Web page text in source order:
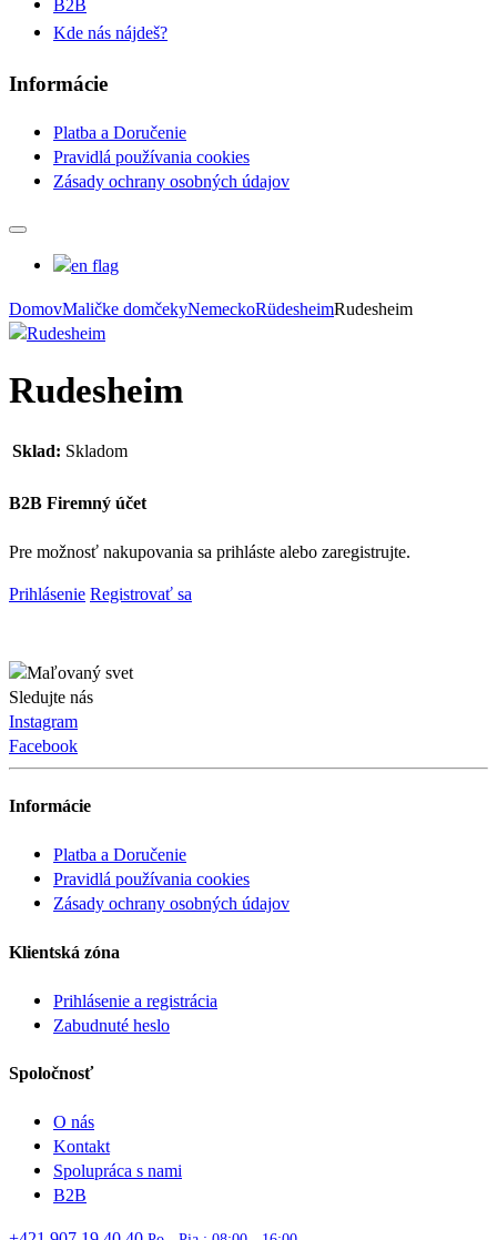
B2B
Kde nás nájdeš?
Informácie
Platba a Doručenie
Pravidlá používania cookies
Zásady ochrany osobných údajov
DomovMaličke domčekyNemeckoRüdesheimRudesheim
Rudesheim
Sklad: Skladom
B2B Firemný účet
Pre možnosť nakupovania sa prihláste alebo zaregistrujte.
Prihlásenie Registrovať sa
Sledujte nás
Instagram
Facebook
Informácie
Platba a Doručenie
Pravidlá používania cookies
Zásady ochrany osobných údajov
Klientská zóna
Prihlásenie a registrácia
Zabudnuté heslo
Spoločnosť
O nás
Kontakt
Spolupráca s nami
B2B